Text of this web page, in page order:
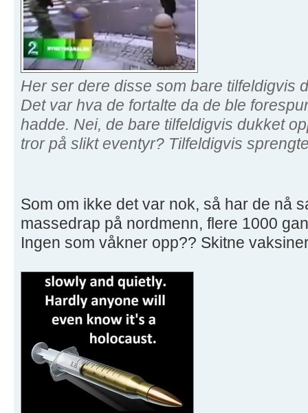
Her ser dere disse som bare tilfeldigvis
Det var hva de fortalte da de ble
hadde. Nei, de bare tilfeldigvis dukket
tror på slikt eventyr? Tilfeldigvis
Som om ikke det var nok, så har de nå
massedrap på nordmenn, flere 1000
Ingen som våkner opp?? Skitne